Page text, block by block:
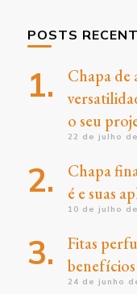
POSTS
Chapa de
o seu
22 de julho
Chapa
é e suas
10 de julho
Fitas
24 de junho